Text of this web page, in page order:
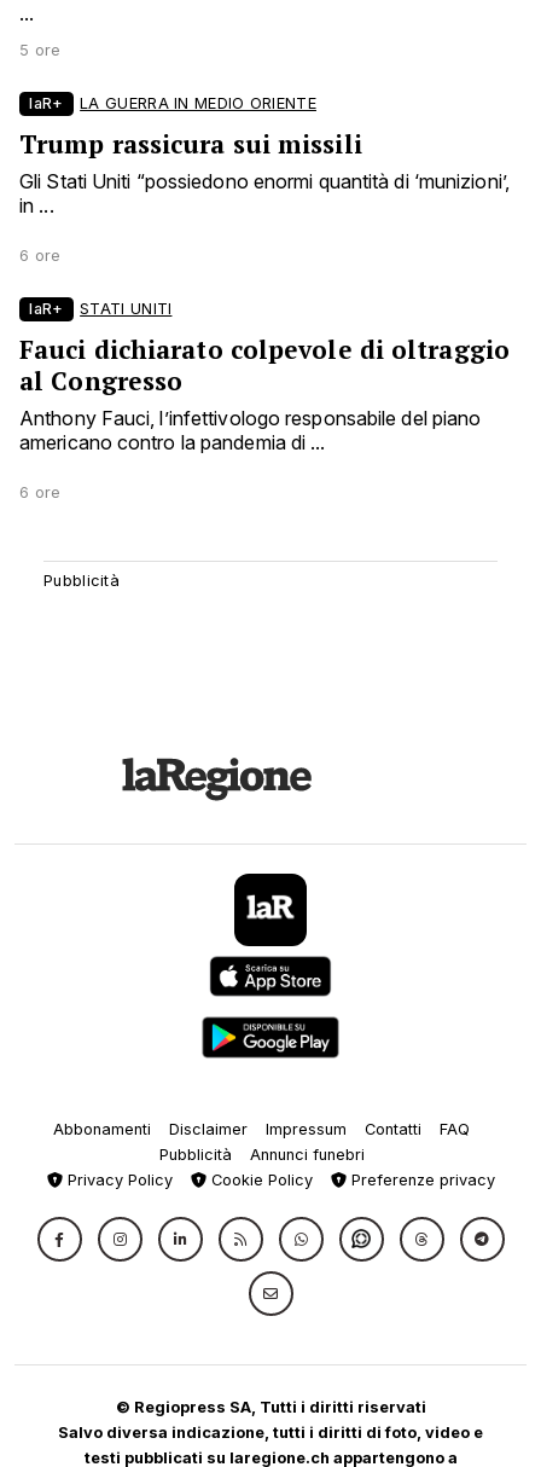
...
5 ore
laR+ LA GUERRA IN MEDIO ORIENTE
Trump rassicura sui missili
Gli Stati Uniti “possiedono enormi quantità di ‘munizioni’,
in ...
6 ore
laR+ STATI UNITI
Fauci dichiarato colpevole di oltraggio
al Congresso
Anthony Fauci, l’infettivologo responsabile del piano
americano contro la pandemia di ...
6 ore
Abbonamenti Disclaimer Impressum Contatti
FAQ
Pubblicità
Annunci funebri
Privacy Policy
Cookie Policy Preferenze privacy
© Regiopress SA, Tutti i diritti riservati
Salvo diversa indicazione, tutti i diritti di foto, video e
testi pubblicati su laregione.ch appartengono a